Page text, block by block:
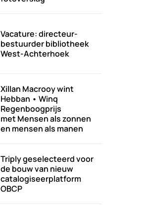
Vacature: directeur-
bestuurder bibliotheek
West-Achterhoek
Xillan Macrooy wint
Hebban • Winq
Regenboogprijs
met Mensen als zonnen
en mensen als manen
Triply geselecteerd voor
de bouw van nieuw
catalogiseerplatform
OBCP